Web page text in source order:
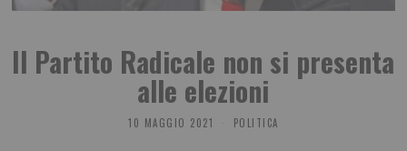
Il Partito Radicale non si presenta
alle elezioni
10 MAGGIO 2021 POLITICA